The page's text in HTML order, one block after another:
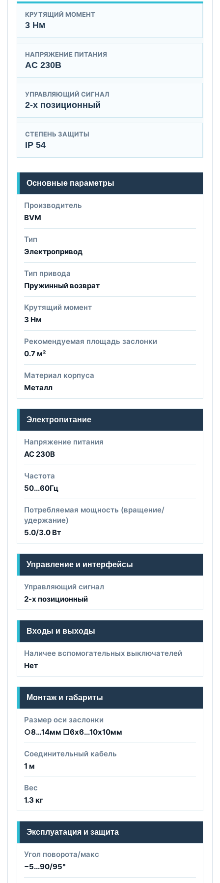
КРУТЯЩИЙ МОМЕНТ
3 Нм
НАПРЯЖЕНИЕ ПИТАНИЯ
AC 230B
УПРАВЛЯЮЩИЙ СИГНАЛ
2-х позиционный
СТЕПЕНЬ ЗАЩИТЫ
IP 54
Основные параметры
Производитель
BVM
Тип
Электропривод
Тип привода
Пружинный возврат
Крутящий момент
3 Нм
Рекомендуемая площадь заслонки
0.7 м²
Материал корпуса
Металл
Электропитание
Напряжение питания
AC 230B
Частота
50...60Гц
Потребляемая мощность (вращение/
удержание)
5.0/3.0 Вт
Управление и интерфейсы
Управляющий сигнал
2-х позиционный
Входы и выходы
Наличее вспомогательных выключателей
Нет
Монтаж и габариты
Размер оси заслонки
○8…14мм □6х6...10х10мм
Соединительный кабель
1 м
Вес
1.3 кг
Эксплуатация и защита
Угол поворота/макс
−5...90/95°